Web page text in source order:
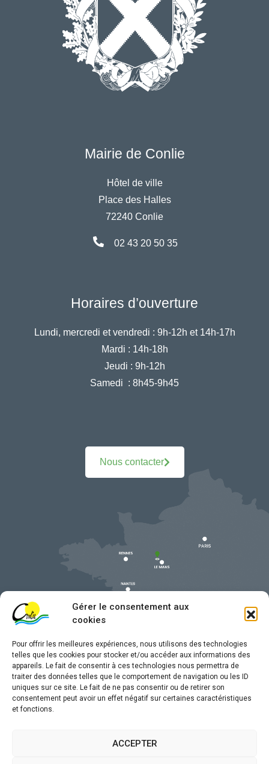
Gérer le consentement aux
cookies
Pour offrir les meilleures expériences, nous utilisons des technologies
telles que les cookies pour stocker et/ou accéder aux informations des
appareils. Le fait de consentir à ces technologies nous permettra de
traiter des données telles que le comportement de navigation ou les ID
uniques sur ce site. Le fait de ne pas consentir ou de retirer son
consentement peut avoir un effet négatif sur certaines caractéristiques
et fonctions.
ACCEPTER
Mairie de Conlie
Hôtel de ville
Place des Halles
72240 Conlie
02 43 20 50 35
Horaires d’ouverture
Lundi, mercredi et vendredi : 9h-12h et 14h-17h
Mardi : 14h-18h
Jeudi : 9h-12h
Samedi : 8h45-9h45
Nous contacter
Mentions légales
Traitement de données personnelles